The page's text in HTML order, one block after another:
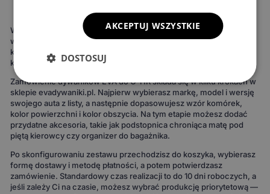
W praktyce wybór sprowadza się do priorytetów. Stawiasz na
wygodę czyszczenia i odporność na polską zimę — EVA. Liczy się
klasyczny wygląd i miękkość — welur. Najważniejszy jest niski
koszt — standardowe gumowe.
Zamówienie dywaników EVA do C-HR składa się w kilku krokach w
sklepie evadywaniki.pl. Najpierw wybierasz markę, model i wersję
swojego auta z listy, a następnie dopasowujesz wzór komórek,
kolor powierzchni i kolor obszycia. Na tym etapie możesz dodać
przydatne akcesoria, takie jak podstopnica chroniąca matę pod
piętą kierowcy czy organizer do bagażnika.
Po skonfigurowaniu zestawu przechodzisz do koszyka, wybierasz
formę dostawy i metodę płatności, a potem potwierdzasz
zamówienie. Standardowy czas realizacji to do 10 dni roboczych, a
jeśli zależy Ci na czasie, możesz wybrać produkcję priorytetową —
AKCEPTUJ WSZYSTKIE
DOSTOSUJ